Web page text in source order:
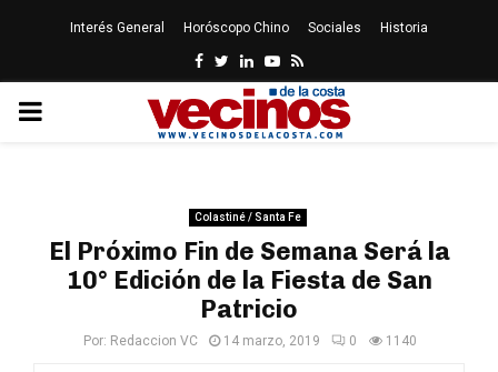
Interés General Horóscopo Chino Sociales Historia
Facebook
Twitter
LinkedinYoutube
Rss
PRIMARY
Colastiné / Santa Fe
El Próximo Fin de Semana Será la
10° Edición de la Fiesta de San
Patricio
Por: Redaccion VC 14 marzo, 2019 0 1140